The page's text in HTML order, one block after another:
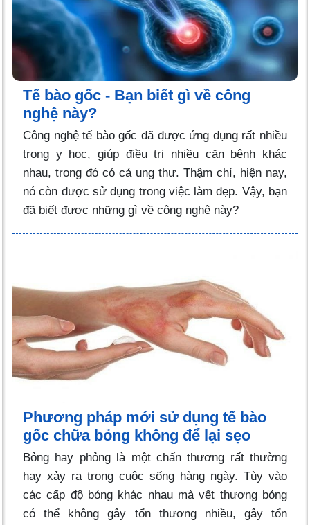
Tế bào gốc - Bạn biết gì về công
nghệ này?
Công nghệ tế bào gốc đã được ứng dụng rất nhiều
trong y học, giúp điều trị nhiều căn bệnh khác
nhau, trong đó có cả ung thư. Thậm chí, hiện nay,
nó còn được sử dụng trong việc làm đẹp. Vậy, bạn
đã biết được những gì về công nghệ này?
Phương pháp mới sử dụng tế bào
gốc chữa bỏng không để lại sẹo
Bỏng hay phỏng là một chấn thương rất thường
hay xảy ra trong cuộc sống hàng ngày. Tùy vào
các cấp độ bỏng khác nhau mà vết thương bỏng
có thể không gây tổn thương nhiều, gây tổn